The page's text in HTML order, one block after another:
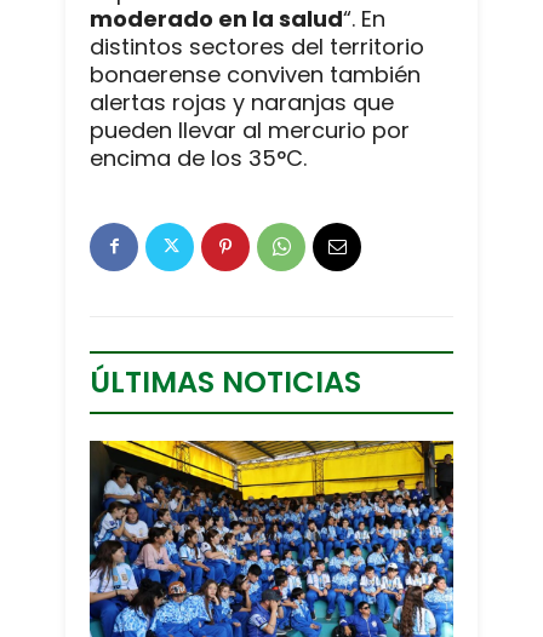
moderado en la salud“. En
distintos sectores del territorio
bonaerense conviven también
alertas rojas y naranjas que
pueden llevar al mercurio por
encima de los 35°C.
ÚLTIMAS NOTICIAS